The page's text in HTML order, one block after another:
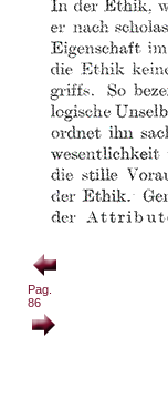
Pag.
86